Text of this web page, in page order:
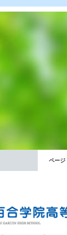
ページ